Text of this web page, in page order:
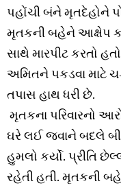
પહોંચી બંને મૃતદેહોને
મૃતકની બહેને આક્ષેપ
સાથે મારપીટ કરતો
અમિતને પકડવા માટે
તપાસ હાથ ધરી છે.
મૃતકના પરિવારનો
ઘરે લઈ જવાને બદલે
હુમલો કર્યો. પ્રીતિ
રહેતી હતી. મૃતકની